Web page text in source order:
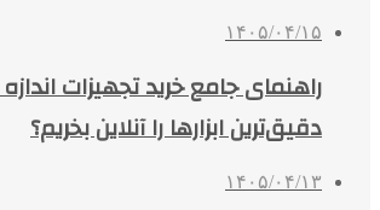
۱۴۰۵/۰۴/۱۵
راهنمای جامع خرید تجهیزات
دقیق‌ترین ابزارها را آنلاین بخریم؟
۱۴۰۵/۰۴/۱۳